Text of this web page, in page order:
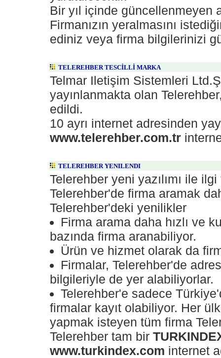
Bir yıl içinde güncellenmeyen
Firmanızın yeralmasını
ediniz veya firma bilgilerinizi
TELEREHBER TESCİLLİ MARKA
Telmar Iletişim Sistemleri
yayınlanmakta olan
edildi.
10 ayrı internet adresinden
www.telerehber.com.tr
TELEREHBER YENILENDI
Telerehber yeni yazılımı ile
Telerehber'de firma aramak
Telerehber'deki yenilikler
Firma arama daha hızlı ve
bazında firma aranabiliyor.
Ürün ve hizmet olarak da
Firmalar, Telerehber'de
bilgileriyle de yer alabiliyorlar.
Telerehber'e sadece
firmalar kayıt olabiliyor. Her
yapmak isteyen tüm firma
Telerehber tam bir
www.turkindex.com internet